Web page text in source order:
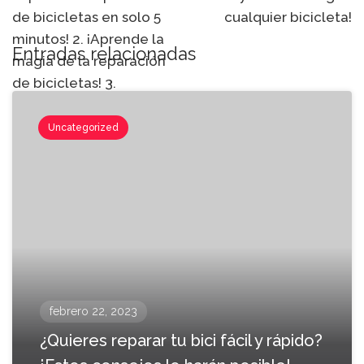
de bicicletas en solo 5
minutos! 2. ¡Aprende la
magia de la reparación
de bicicletas! 3.
reparación de bicicletas
ahora 6. ¡Crea tu propia
obra maestra al reparar
bicicletas! 7. ¡Una guía
cualquier bicicleta!
Entradas relacionadas
Uncategorized
febrero 22, 2023
¿Quieres reparar tu bici fácil y rápido?